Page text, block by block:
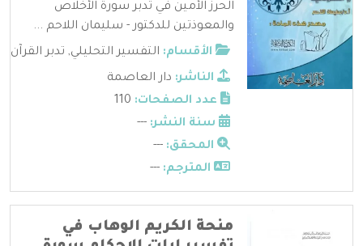
الحرز الأمين في تدبر سورة الأخلاص
والمعوذتين للدكتور - سليمان اللاحم ...
الأقسام: التفسير التحليلي, تدبر القرآن
الناشر: دار العاصمة
عدد الصفحات:
سنة النشر: ---
المحقق: ---
المترجم: ---
منحة الكريم الوهاب في